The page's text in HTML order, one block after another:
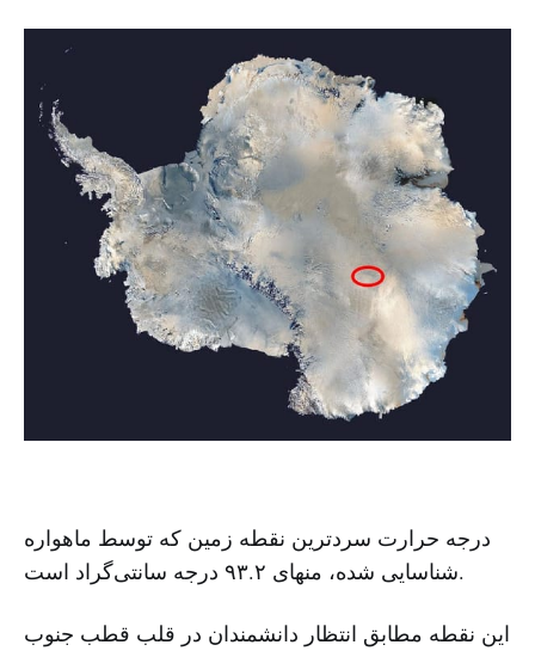
درجه حرارت سردترین نقطه زمین که توسط ماهواره
شناسایی شده، منهای ۹۳.۲ درجه سانتی‌گراد است.
این نقطه مطابق انتظار دانشمندان در قلب قطب جنوب